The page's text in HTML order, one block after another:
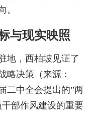
。
与现实映照
地，西柏坡见证了
略决策（来源：
二中全会提出的”两
部作风建设的重要